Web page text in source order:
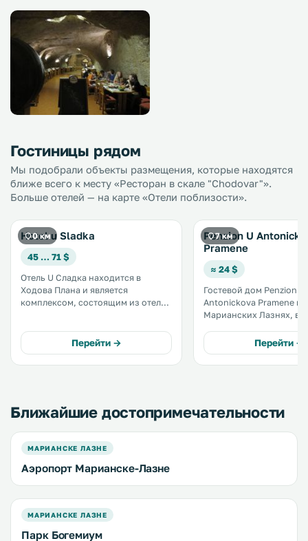
Гостиницы рядом
Мы подобрали объекты размещения, которые находятся
ближе всего к месту «Ресторан в скале "Chodovar"».
Больше отелей — на карте «Отели поблизости».
0 км
Hotel u Sladka
45 … 71 $
Отель U Сладка находится в
Ходова Плана и является
комплексом, состоящим из отеля,
услугам гостей 2 ресторана
чешской кухни и бесплатный
крытый бассейн. .
Перейти →
7 км
Penzion U
Pramene
≈ 24 $
Гостевой дом Penzion U
Antonickova Pramene
Марианских Лазнях,
Антоничкув Прамен, в
центра города. .
Перейти →
Ближайшие достопримечательности
МАРИАНСКЕ ЛАЗНЕ
Аэропорт Марианске-Лазне
МАРИАНСКЕ ЛАЗНЕ
Парк Богемиум